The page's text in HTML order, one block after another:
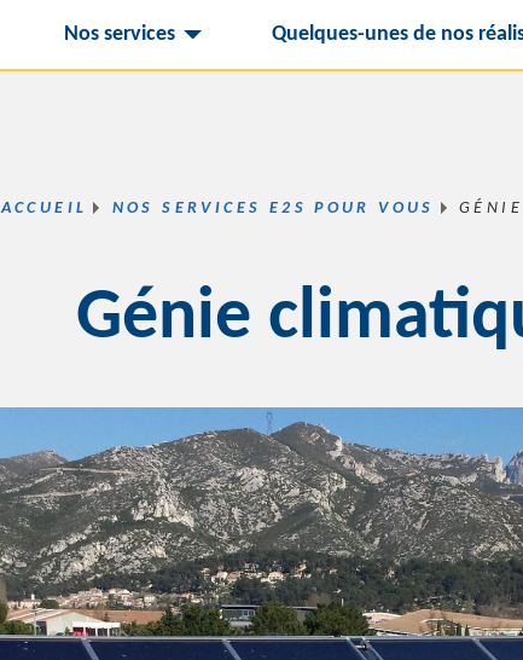
Nos services Quelques-unes de nos
ACCUEIL NOS SERVICES E2S POUR VOUS
Génie